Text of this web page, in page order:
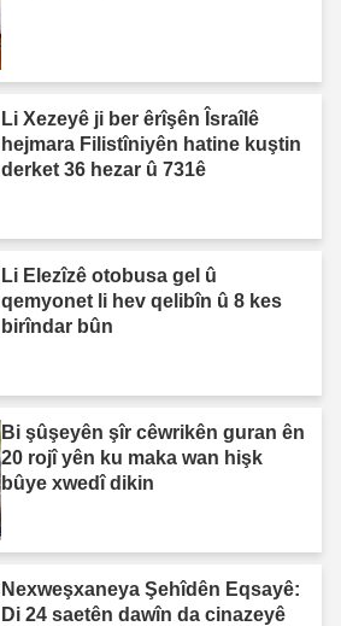
Li Xezeyê ji ber êrîşên Îsraîlê
hejmara Filistîniyên hatine kuştin
derket 36 hezar û 731ê
Li Elezîzê otobusa gel û
qemyonet li hev qelibîn û 8 kes
birîndar bûn
Bi şûşeyên şîr cêwrikên guran ên
20 rojî yên ku maka wan hişk
bûye xwedî dikin
Nexweşxaneya Şehîdên Eqsayê:
Di 24 saetên dawîn da cinazeyê